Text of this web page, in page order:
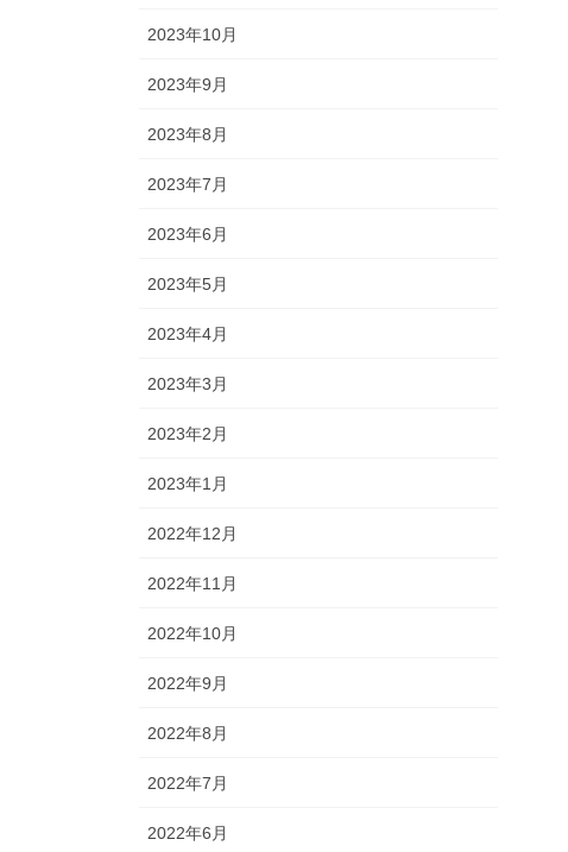
2023年10月
2023年9月
2023年8月
2023年7月
2023年6月
2023年5月
2023年4月
2023年3月
2023年2月
2023年1月
2022年12月
2022年11月
2022年10月
2022年9月
2022年8月
2022年7月
2022年6月